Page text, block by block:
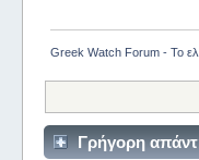
Greek Watch Forum - Το
Γρήγορη